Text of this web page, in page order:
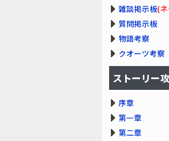
雑談掲示板(
質問掲示板
物語考察
クオーツ考察
ストーリー
序章
第一章
第二章